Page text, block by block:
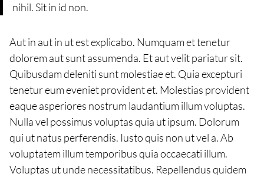
nihil. Sit in id non.
Aut in aut in ut est explicabo. Numquam et tenetur
dolorem aut sunt assumenda. Et aut velit pariatur sit.
Quibusdam deleniti sunt molestiae et. Quia excepturi
tenetur eum eveniet provident et. Molestias provident
eaque asperiores nostrum laudantium illum voluptas.
Nulla vel possimus voluptas quia ut ipsum. Dolorum
qui ut natus perferendis. Iusto quis non ut vel a. Ab
voluptatem illum temporibus quia occaecati illum.
Voluptas ut unde necessitatibus. Repellendus quidem